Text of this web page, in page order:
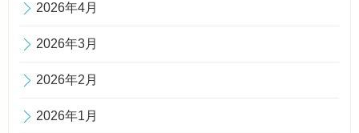
2026年4月
2026年3月
2026年2月
2026年1月